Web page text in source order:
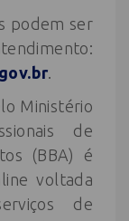
podem ser
.
Ministério
de
(BBA) é
voltada
de